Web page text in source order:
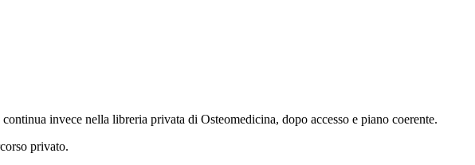
invece nella libreria privata di Osteomedicina, dopo accesso e piano coerente.
privato.